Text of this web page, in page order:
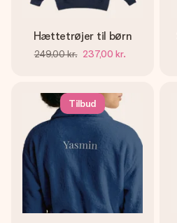
Hættetrøjer til børn
249,00 kr. 237,00 kr.
Tilbud